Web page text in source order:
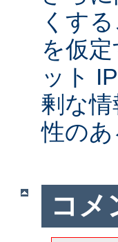
くす
を仮
ット
剰な
性の
コメ